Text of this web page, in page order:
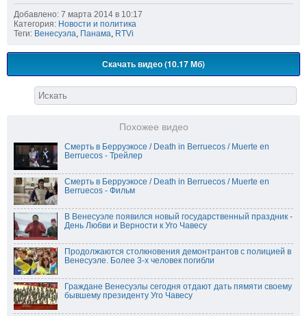
Добавлено: 7 марта 2014 в 10:17
Категория: Новости и политика
Теги: Венесуэла, Панама, RTVi
Скачать видео (10.17 Мб)
Похожее видео
Смерть в Берруэкосе / Death in Berruecos / Muerte en
Berruecos - Трейлер
Смерть в Берруэкосе / Death in Berruecos / Muerte en
Berruecos - Фильм
В Венесуэле появился новый государственный праздник -
День Любви и Верности к Уго Чавесу
Продолжаются столкновения демонтрантов с полицией в
Венесуэле. Более 3-х человек погибли
Граждане Венесуэлы сегодня отдают дать пямяти своему
бывшему президенту Уго Чавесу